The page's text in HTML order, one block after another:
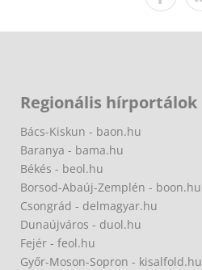
Regionális hírportálok
Bács-Kiskun - baon.hu
Baranya - bama.hu
Békés - beol.hu
Borsod-Abaúj-Zemplén - boon.hu
Csongrád - delmagyar.hu
Dunaújváros - duol.hu
Fejér - feol.hu
Győr-Moson-Sopron - kisalfold.hu